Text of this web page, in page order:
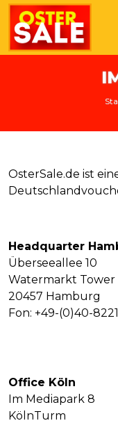
Direkt zum Inhalt
OsterSale.de ist
Headquarter
Überseeallee 10
Watermarkt Tower
20457 Hamburg
Fon: +49-(0)40-
Office Köln
Im Mediapark 8
KölnTurm